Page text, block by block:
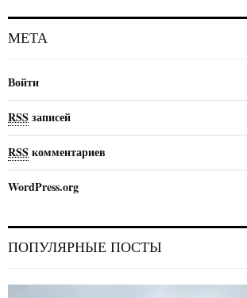
МЕТА
Войти
RSS записей
RSS комментариев
WordPress.org
ПОПУЛЯРНЫЕ ПОСТЫ